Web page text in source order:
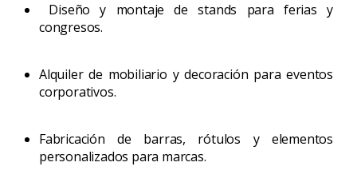
Diseño y montaje de stands para ferias y
congresos.
Alquiler de mobiliario y decoración para eventos
corporativos.
Fabricación de barras, rótulos y elementos
personalizados para marcas.